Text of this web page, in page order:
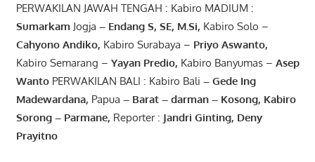
PERWAKILAN JAWAH TENGAH : Kabiro MADIUM :
Sumarkam Jogja – EndangS, SE, M.Si, Kabiro Solo –
Cahyono Andiko, Kabiro Surabaya – Priyo Aswanto,
Kabiro Semarang – Yayan Predio, Kabiro Banyumas – Asep
WantoPERWAKILAN BALI : Kabiro Bali – Gede Ing
Madewardana, Papua – Barat – darman– Kosong, Kabiro
Sorong– Parmane, Reporter : Jandri Ginting, Deny
Prayitno